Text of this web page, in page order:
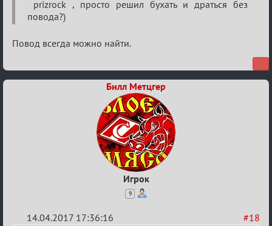
Околофутбольщики
есть?
prizrock , просто решил бухать и драться без
повода?)
Повод всегда можно найти.
Билл Метцгер
Игрок
9
#18
14.04.2017 17:36:16